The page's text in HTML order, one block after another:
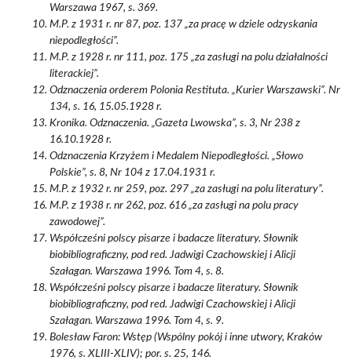
Warszawa 1967, s. 369.
M.P. z 1931 r. nr 87, poz. 137 „za pracę w dziele odzyskania
niepodległości”.
M.P. z 1928 r. nr 111, poz. 175 „za zasługi na polu działalności
literackiej”.
Odznaczenia orderem Polonia Restituta. „Kurier Warszawski”. Nr
134, s. 16, 15.05.1928 r.
Kronika. Odznaczenia. „Gazeta Lwowska”, s. 3, Nr 238 z
16.10.1928 r.
Odznaczenia Krzyżem i Medalem Niepodległości. „Słowo
Polskie”, s. 8, Nr 104 z 17.04.1931 r.
M.P. z 1932 r. nr 259, poz. 297 „za zasługi na polu literatury”.
M.P. z 1938 r. nr 262, poz. 616 „za zasługi na polu pracy
zawodowej”.
Współcześni polscy pisarze i badacze literatury. Słownik
biobibliograficzny, pod red. Jadwigi Czachowskiej i Alicji
Szałagan. Warszawa 1996. Tom 4, s. 8.
Współcześni polscy pisarze i badacze literatury. Słownik
biobibliograficzny, pod red. Jadwigi Czachowskiej i Alicji
Szałagan. Warszawa 1996. Tom 4, s. 9.
Bolesław Faron: Wstęp (Wspólny pokój i inne utwory, Kraków
1976, s. XLIII-XLIV); por. s. 25, 146.